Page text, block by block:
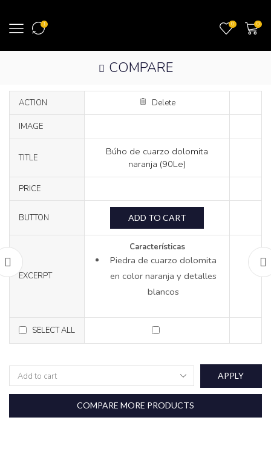
1 0 0
COMPARE
ACTION Delete
IMAGE
TITLE
Búho de cuarzo dolomita
naranja (90Le)
PRICE
BUTTON ADD TO CART
EXCERPT
Características
Piedra de cuarzo dolomita
en color naranja y detalles
blancos
SELECT ALL
APPLY
COMPARE MORE PRODUCTS